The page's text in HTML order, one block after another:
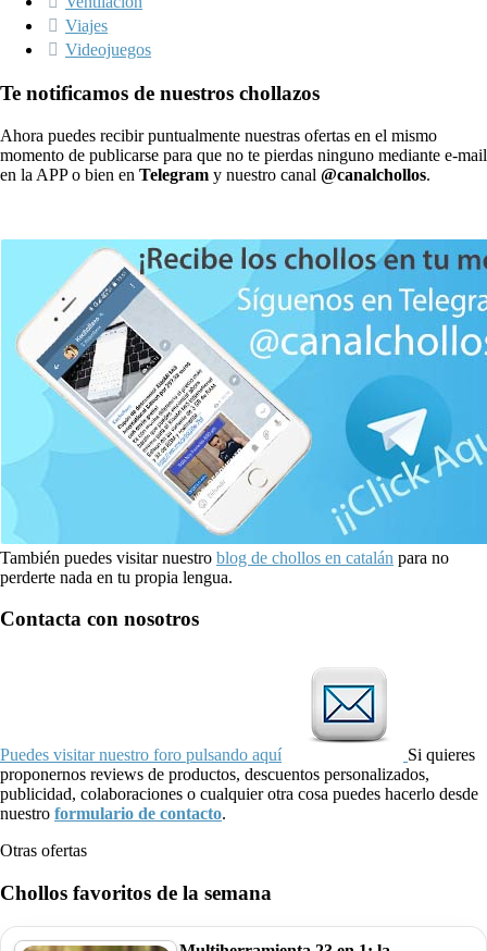
Viajes
Videojuegos
Te notificamos de nuestros chollazos
Ahora puedes recibir puntualmente nuestras ofertas en el mismo
momento de publicarse para que no te pierdas ninguno mediante e-mail
en la APP o bien en Telegram y nuestro canal @canalchollos.
También puedes visitar nuestro blog de chollos en catalán para no
perderte nada en tu propia lengua.
Contacta con nosotros
Puedes visitar nuestro foro pulsando aquí
Si quieres
proponernos reviews de productos, descuentos personalizados,
publicidad, colaboraciones o cualquier otra cosa puedes hacerlo desde
nuestro formulario de contacto.
Otras ofertas
Chollos favoritos de la semana